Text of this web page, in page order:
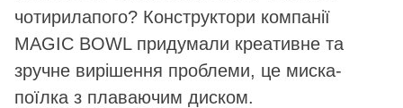
чотирилапого? Конструктори компанії
MAGIC BOWL придумали креативне та
зручне вирішення проблеми, це миска-
поїлка з плаваючим диском.